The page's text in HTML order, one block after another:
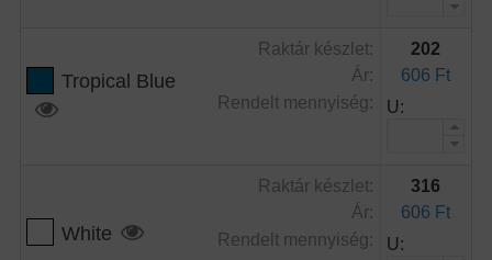
Tropical Blue
Raktár készlet:
Ár:
Rendelt mennyiség:
202
606 Ft
U:
White
Raktár készlet:
Ár:
Rendelt mennyiség:
316
606 Ft
U: